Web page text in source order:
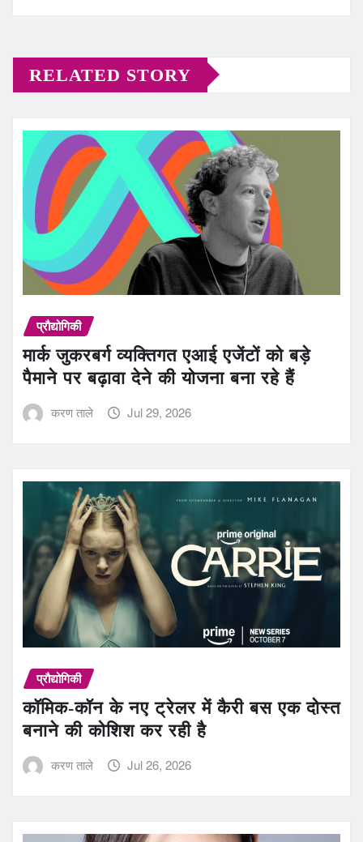
RELATED STORY
प्रौद्योगिकी
मार्क जुकरबर्ग व्यक्तिगत एआई एजेंटों को बड़े
पैमाने पर बढ़ावा देने की योजना बना रहे हैं
करण ताले Jul 29, 2026
प्रौद्योगिकी
कॉमिक-कॉन के नए ट्रेलर में कैरी बस एक दोस्त
बनाने की कोशिश कर रही है
करण ताले Jul 26, 2026